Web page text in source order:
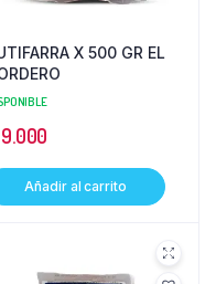
X 500 GR EL
9.000
Añadir al carrito